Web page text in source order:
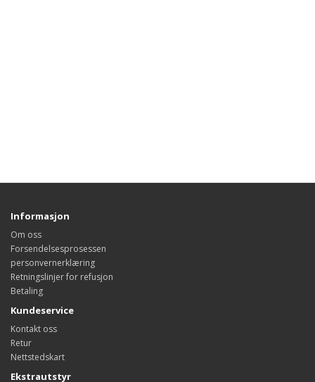
Informasjon
Om oss
Forsendelsesprosessen
personvernerklæring
Retningslinjer for refusjon
Betaling
Kundeservice
Kontakt oss
Retur
Nettstedskart
Ekstrautstyr